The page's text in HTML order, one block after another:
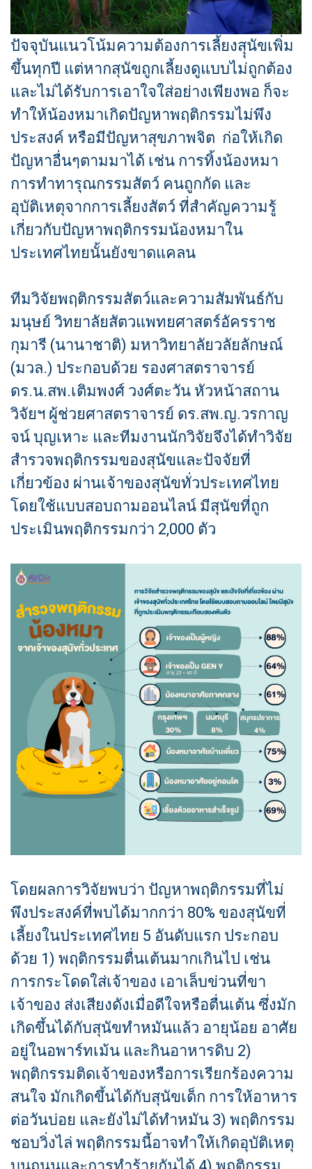
ปัจจุบันแนวโน้มความต้องการเลี้ยงสุุนัขเพิ่ม
ขึ้นทุกปี แต่หากสุนัขถูกเลี้ยงดูแบบไม่ถูกต้อง
และไม่ได้รับการเอาใจใส่อย่างเพียงพอ ก็จะ
ทำให้น้องหมาเกิดปัญหาพฤติกรรมไม่พึง
ประสงค์ หรือมีปัญหาสุขภาพจิต ก่อให้เกิด
ปัญหาอื่นๆตามมาได้ เช่น การทิ้งน้องหมา
การทำทารุณกรรมสัตว์ คนถูกกัด และ
อุบัติเหตุจากการเลี้ยงสัตว์ ที่สำคัญความรู้
เกี่ยวกับปัญหาพฤติกรรมน้องหมาใน
ประเทศไทยนั้นยังขาดแคลน
ทีมวิจัยพฤติกรรมสัตว์และความสัมพันธ์กับ
มนุษย์ วิทยาลัยสัตวแพทยศาสตร์อัครราช
กุมารี (นานาชาติ) มหาวิทยาลัยวลัยลักษณ์
(มวล.) ประกอบด้วย รองศาสตราจารย์
ดร.น.สพ.เติมพงศ์ วงศ์ตะวัน หัวหน้าสถาน
วิจัยฯ ผู้ช่วยศาสตราจารย์ ดร.สพ.ญ.วรกาญ
จน์ บุญเหาะ และทีมงานนักวิจัยจึงได้ทำวิจัย
สำรวจพฤติกรรมของสุนัขและปัจจัยที่
เกี่ยวข้อง ผ่านเจ้าของสุนัขทั่วประเทศไทย
โดยใช้แบบสอบถามออนไลน์ มีสุนัขที่ถูก
ประเมินพฤติกรรมกว่า 2,000 ตัว
โดยผลการวิจัยพบว่า ปัญหาพฤติกรรมที่ไม่
พึงประสงค์ที่พบได้มากกว่า 80% ของสุนัขที่
เลี้ยงในประเทศไทย 5 อันดับแรก ประกอบ
ด้วย 1) พฤติกรรมตื่นเต้นมากเกินไป เช่น
การกระโดดใส่เจ้าของ เอาเล็บข่วนที่ขา
เจ้าของ ส่งเสียงดังเมื่อดีใจหรือตื่นเต้น ซึ่งมัก
เกิดขึ้นได้กับสุนัขทำหมันแล้ว อายุน้อย อาศัย
อยู่ในอพาร์ทเม้น และกินอาหารดิบ 2)
พฤติกรรมติดเจ้าของหรือการเรียกร้องความ
สนใจ มักเกิดขึ้นได้กับสุนัขเด็ก การให้อาหาร
ต่อวันบ่อย และยังไม่ได้ทำหมัน 3) พฤติกรรม
ชอบวิ่งไล่ พฤติกรรมนี้อาจทำให้เกิดอุบัติเหตุ
บนถนนและการทำร้ายกันได้ 4) พฤติกรรม